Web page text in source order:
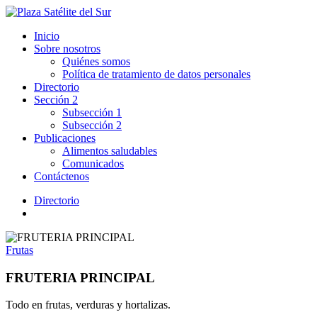
Inicio
Sobre nosotros
Quiénes somos
Política de tratamiento de datos personales
Directorio
Sección 2
Subsección 1
Subsección 2
Publicaciones
Alimentos saludables
Comunicados
Contáctenos
Directorio
Frutas
FRUTERIA PRINCIPAL
Todo en frutas, verduras y hortalizas.